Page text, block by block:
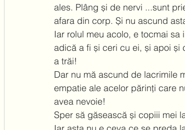
ales. Plâng și de nervi ...sunt
afara din corp. Și nu ascund
Iar rolul meu acolo, e tocmai
adică a fi și ceri cu ei, și apoi și
a trăi!
Dar nu mă ascund de lacrimile
empatie ale acelor părinți care
avea nevoie!
Sper să găsească și copiii mei